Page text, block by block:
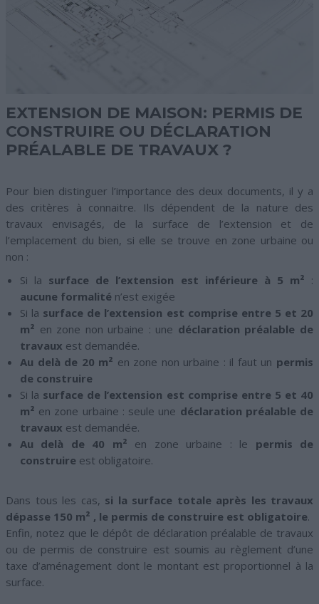
EXTENSION DE MAISON: PERMIS DE
CONSTRUIRE OU DÉCLARATION
PRÉALABLE DE TRAVAUX ?
Pour bien distinguer l’importance des deux documents, il y a
des critères à connaitre. Ils dépendent de la nature des
travaux envisagés, de la surface de l’extension et de
l’emplacement du bien, si elle se trouve en zone urbaine ou
non :
Si la surface de l’extension est inférieure à 5 m² :
aucune formalité n’est exigée
Si la surface de l’extension est comprise entre 5 et 20
m² en zone non urbaine : une déclaration préalable de
travaux est demandée.
Au delà de 20 m² en zone non urbaine : il faut un permis
de construire
Si la surface de l’extension est comprise entre 5 et 40
m² en zone urbaine : seule une déclaration préalable de
travaux est demandée.
Au delà de 40 m² en zone urbaine : le permis de
construire est obligatoire.
Dans tous les cas, si la surface totale après les travaux
dépasse 150 m² , le permis de construire est obligatoire.
Enfin, notez que le dépôt de déclaration préalable de travaux
ou de permis de construire est soumis au règlement d’une
taxe d’aménagement dont le montant est proportionnel à la
surface.